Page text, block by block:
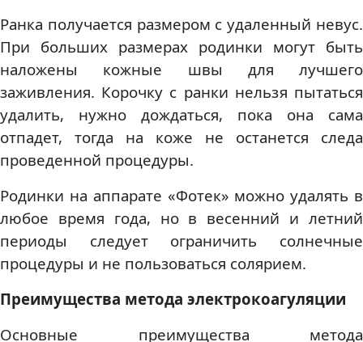
Ранка получается размером с удаленный невус.
При больших размерах родинки могут быть
наложены кожные швы для лучшего
заживления. Корочку с ранки нельзя пытаться
удалить, нужно дождаться, пока она сама
отпадет, тогда на коже не останется следа
проведенной процедуры.
Родинки на аппарате «Фотек» можно удалять в
любое время года, но в весенний и летний
периоды следует ограничить солнечные
процедуры и не пользоваться солярием.
Преимущества метода электрокоагуляции
Основные преимущества метода